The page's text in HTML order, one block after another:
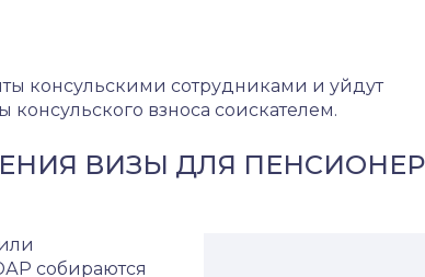
консульскими сотрудниками и уйдут
консульского взноса соискателем.
ВИЗЫ ДЛЯ
собираются